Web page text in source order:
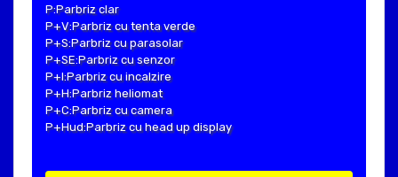
P:Parbriz clar
P+V:Parbriz cu tenta verde
P+S:Parbriz cu parasolar
P+SE:Parbriz cu senzor
P+I:Parbriz cu incalzire
P+H:Parbriz heliomat
P+C:Parbriz cu camera
P+Hud:Parbriz cu head up display